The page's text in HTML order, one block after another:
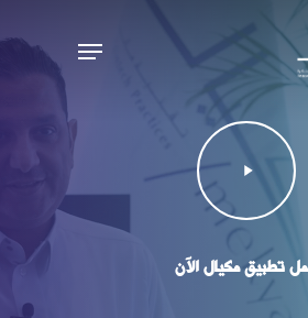
Menu
Play
Video
تطبيق مكيال الآن